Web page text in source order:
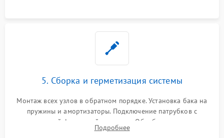
5. Сборка и герметизация системы
Монтаж всех узлов в обратном порядке. Установка бака на
пружины и амортизаторы. Подключение патрубков с
надежной фиксацией хомутами. Обработка стыков
герметиком для предотвращения возможных протечек воды.
Подробнее